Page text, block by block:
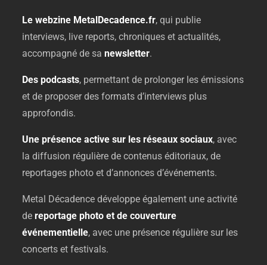
Lewebzine MetalDecadence.fr,qui publie
interviews, live reports,chroniqueset actualités,
accompagnéde sanewsletter.
Despodcasts, permettantde prolonger lesémissions
etde proposerdesformatsd’interviews plus
approfondis.
Uneprésenceactivesur lesréseauxsociaux, avec
ladiffusion régulièredecontenuséditoriaux,de
reportages photoetd’annoncesd’événements.
Metal Décadencedéveloppeégalement une activité
dereportagephotoetdecouverture
événementielle, avec une présence régulière sur les
concertsetfestivals.